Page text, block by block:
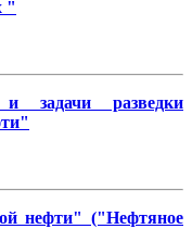
"
задачи разведки
нефти" ("Нефтяное